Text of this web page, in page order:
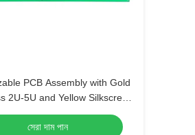
PCB Assembly with Gold
2U-5U and Yellow Silkscreen
সেরা দাম পান